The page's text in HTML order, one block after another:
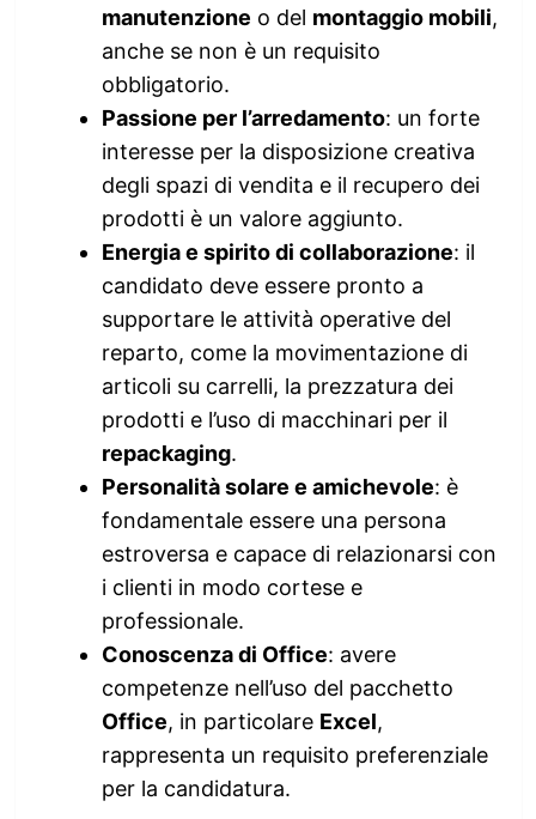
manutenzione o del montaggio mobili,
anche se non è un requisito
obbligatorio.
Passione per l’arredamento: un forte
interesse per la disposizione creativa
degli spazi di vendita e il recupero dei
prodotti è un valore aggiunto.
Energia e spirito di collaborazione: il
candidato deve essere pronto a
supportare le attività operative del
reparto, come la movimentazione di
articoli su carrelli, la prezzatura dei
prodotti e l’uso di macchinari per il
repackaging.
Personalità solare e amichevole: è
fondamentale essere una persona
estroversa e capace di relazionarsi con
i clienti in modo cortese e
professionale.
Conoscenza di Office: avere
competenze nell’uso del pacchetto
Office, in particolare Excel,
rappresenta un requisito preferenziale
per la candidatura.